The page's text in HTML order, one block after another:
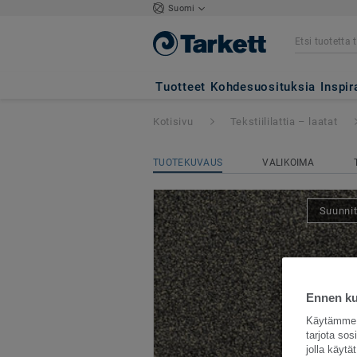
Suomi
Tuotteet Kohdesuosituksia
Arcade - Arcade
Kotisivu Tekstiililattia – laatat
TUOTEKUVAUS VALIKOIMA
Ennen
tarjota
jolla